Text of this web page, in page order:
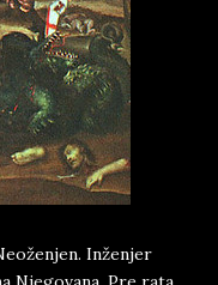
Inženjer